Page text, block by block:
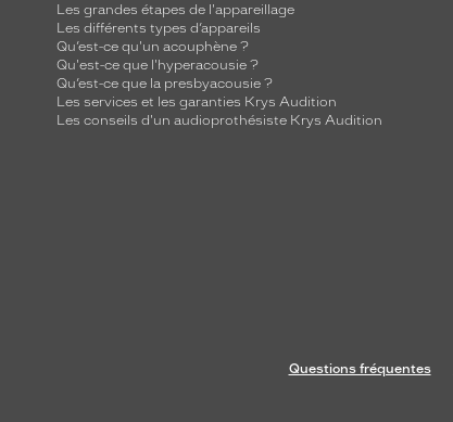
Les grandes étapes de l'appareillage
Les différents types d’appareils
Qu’est-ce qu'un acouphène ?
Qu'est-ce que l'hyperacousie ?
Qu’est-ce que la presbyacousie ?
Les services et les garanties Krys Audition
Les conseils d'un audioprothésiste Krys Audition
Questions fréquentes